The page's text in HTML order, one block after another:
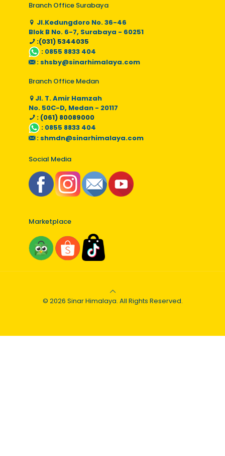
Branch Office Surabaya
Jl.Kedungdoro No. 36-46
Blok B No. 6-7, Surabaya - 60251
:(031) 5344035
: 0855 8833 404
: shsby@sinarhimalaya.com
Branch Office Medan
Jl. T. Amir Hamzah
No. 50C-D, Medan - 20117
: (061) 80089000
: 0855 8833 404
: shmdn@sinarhimalaya.com
Social Media
Marketplace
© 2026 Sinar Himalaya. All Rights Reserved.